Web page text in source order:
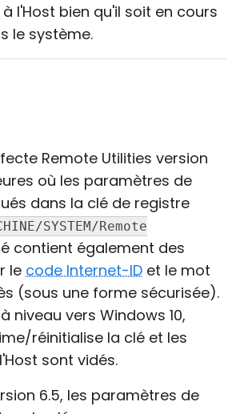
l'Host bien qu'il soit en cours
le système.
Remote Utilities version
où les paramètres de
dans la clé de registre
SYSTEM/Remote
contient également des
le code Internet-ID et le mot
(sous une forme sécurisée).
niveau vers Windows 10,
réinitialise la clé et les
sont vidés.
6.5, les paramètres de